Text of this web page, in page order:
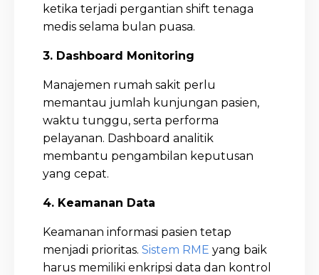
ketika terjadi pergantian shift tenaga
medis selama bulan puasa.
3. Dashboard Monitoring
Manajemen rumah sakit perlu
memantau jumlah kunjungan pasien,
waktu tunggu, serta performa
pelayanan. Dashboard analitik
membantu pengambilan keputusan
yang cepat.
4. Keamanan Data
Keamanan informasi pasien tetap
menjadi prioritas. Sistem RME yang baik
harus memiliki enkripsi data dan kontrol